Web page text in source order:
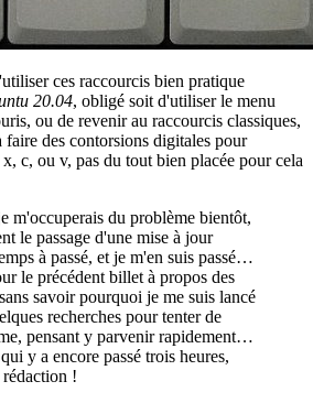
ces raccourcis bien pratique
20.04, obligé soit d'utiliser le menu
ou de revenir au raccourcis classiques,
faire des contorsions digitales pour
c, ou v, pas du tout bien placée pour cela
m'occuperais du problème bientôt,
le passage d'une mise à jour
à passé, et je m'en suis passé…
le précédent billet à propos des
savoir pourquoi je me suis lancé
recherches pour tenter de
pensant y parvenir rapidement…
y a encore passé trois heures,
rédaction !